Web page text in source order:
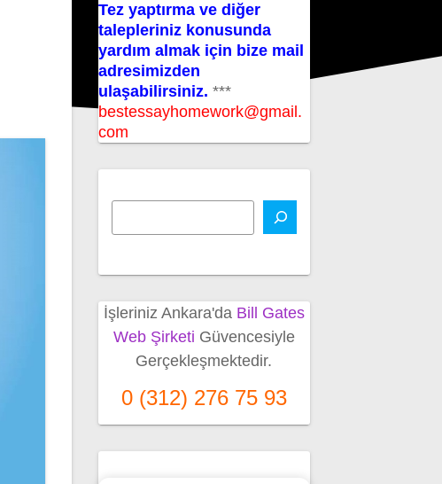
Tez yaptırma ve diğer
talepleriniz konusunda
yardım almak için bize mail
adresimizden
ulaşabilirsiniz. ***
bestessayhomework@gmail.
com
İşleriniz Ankara'da Bill Gates
Web Şirketi Güvencesiyle
Gerçekleşmektedir.
0 (312) 276 75 93